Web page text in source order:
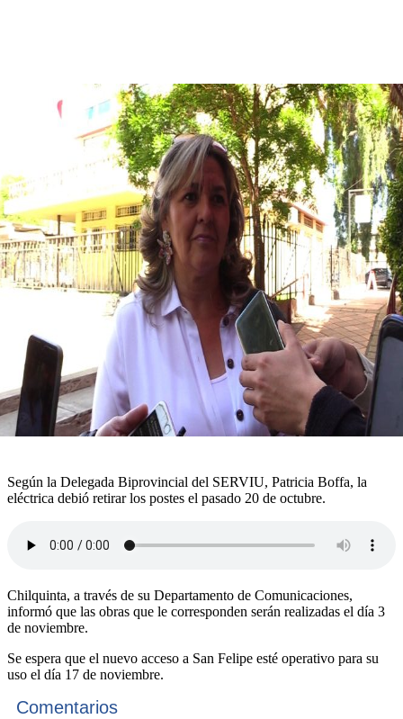
Según la Delegada Biprovincial del SERVIU, Patricia Boffa, la
eléctrica debió retirar los postes el pasado 20 de octubre.
Chilquinta, a través de su Departamento de Comunicaciones,
informó que las obras que le corresponden serán realizadas el día 3
de noviembre.
Se espera que el nuevo acceso a San Felipe esté operativo para su
uso el día 17 de noviembre.
Comentarios